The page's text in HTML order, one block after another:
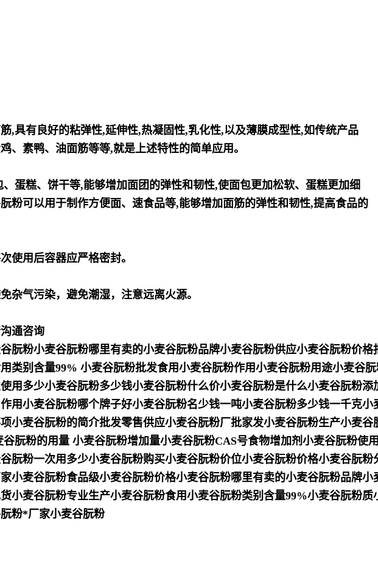
,具有良好的粘弹性,延伸性,热凝固性,乳化性,以及薄膜成型性,如传统产品
、素鸭、油面筋等等,就是上述特性的简单应用。
蛋糕、饼干等,能够增加面团的弹性和韧性,使面包更加松软、蛋糕更加细
粉可以用于制作方便面、速食品等,能够增加面筋的弹性和韧性,提高食品的
使用后容器应严格密封。
杂气污染，避免潮湿，注意远离火源。
通咨询
朊粉小麦谷朊粉哪里有卖的小麦谷朊粉品牌小麦谷朊粉供应小麦谷朊粉价
类别含量99% 小麦谷朊粉批发食用小麦谷朊粉作用小麦谷朊粉用途小麦谷
用多少小麦谷朊粉多少钱小麦谷朊粉什么价小麦谷朊粉是什么小麦谷朊粉
用小麦谷朊粉哪个牌子好小麦谷朊粉名少钱一吨小麦谷朊粉多少钱一千克
小麦谷朊粉的简介批发零售供应小麦谷朊粉厂批家发小麦谷朊粉生产小麦谷
朊粉的用量 小麦谷朊粉增加量小麦谷朊粉CAS号食物增加剂小麦谷朊粉使
朊粉一次用多少小麦谷朊粉购买小麦谷朊粉价位小麦谷朊粉价格小麦谷朊
小麦谷朊粉食品级小麦谷朊粉价格小麦谷朊粉哪里有卖的小麦谷朊粉品牌
小麦谷朊粉专业生产小麦谷朊粉食用小麦谷朊粉类别含量99%小麦谷朊粉
粉*厂家小麦谷朊粉